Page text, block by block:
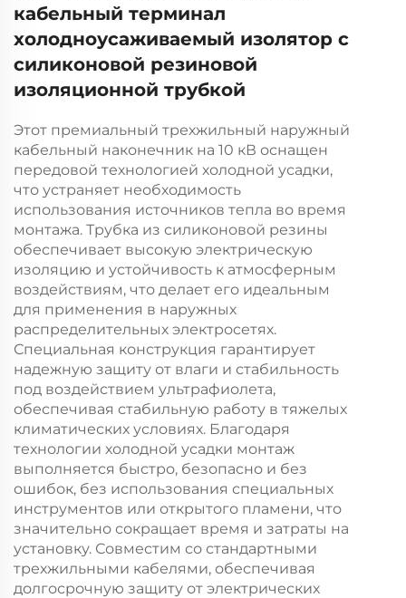
кабельный терминал
холодноусаживаемый изолятор с
силиконовой резиновой
изоляционной трубкой
Этот премиальный трехжильный наружный
кабельный наконечник на 10 кВ оснащен
передовой технологией холодной усадки,
что устраняет необходимость
использования источников тепла во время
монтажа. Трубка из силиконовой резины
обеспечивает высокую электрическую
изоляцию и устойчивость к атмосферным
воздействиям, что делает его идеальным
для применения в наружных
распределительных электросетях.
Специальная конструкция гарантирует
надежную защиту от влаги и стабильность
под воздействием ультрафиолета,
обеспечивая стабильную работу в тяжелых
климатических условиях. Благодаря
технологии холодной усадки монтаж
выполняется быстро, безопасно и без
ошибок, без использования специальных
инструментов или открытого пламени, что
значительно сокращает время и затраты на
установку. Совместим со стандартными
трехжильными кабелями, обеспечивая
долгосрочную защиту от электрических